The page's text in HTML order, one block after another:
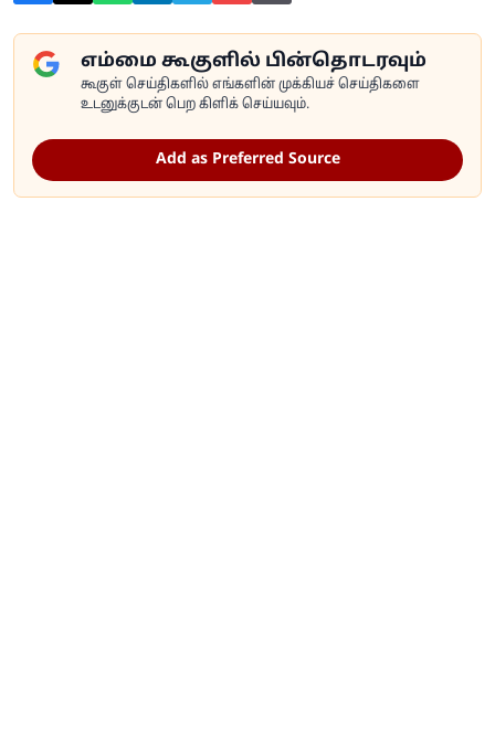
எம்மை கூகுளில் பின்தொடரவும்
கூகுள் செய்திகளில் எங்களின் முக்கியச் செய்திகளை
உடனுக்குடன் பெற கிளிக் செய்யவும்.
Add as Preferred Source